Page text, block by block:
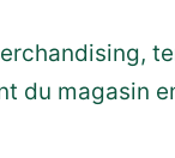
du magasin